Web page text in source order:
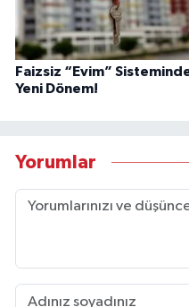
Faizsiz “Evim”
Yeni Dönem!
Yorumlar